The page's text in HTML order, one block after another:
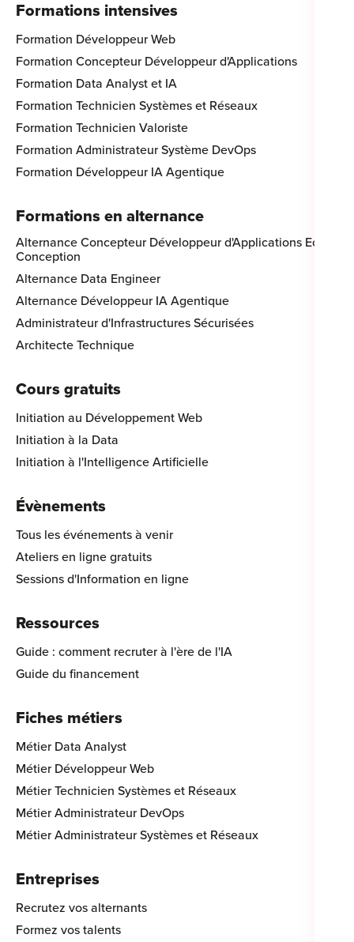
Formations intensives
Formation Développeur Web
Formation Concepteur Développeur d'Applications
Formation Data Analyst et IA
Formation Technicien Systèmes et Réseaux
Formation Technicien Valoriste
Formation Administrateur Système DevOps
Formation Développeur IA Agentique
Formations en alternance
Alternance Concepteur Développeur d'Applications Eco-
Conception
Alternance Data Engineer
Alternance Développeur IA Agentique
Administrateur d'Infrastructures Sécurisées
Architecte Technique
Cours gratuits
Initiation au Développement Web
Initiation à la Data
Initiation à l'Intelligence Artificielle
Évènements
Tous les événements à venir
Ateliers en ligne gratuits
Sessions d'Information en ligne
Ressources
Guide : comment recruter à l'ère de l'IA
Guide du financement
Fiches métiers
Métier Data Analyst
Métier Développeur Web
Métier Technicien Systèmes et Réseaux
Métier Administrateur DevOps
Métier Administrateur Systèmes et Réseaux
Entreprises
Recrutez vos alternants
Formez vos talents